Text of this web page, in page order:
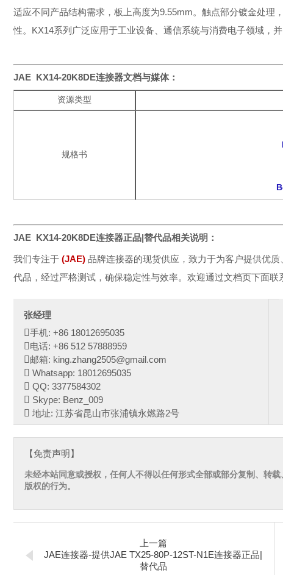
适应不同产品结构需求，板上高度为9.55mm。触点部分镀金处理
性。KX14系列广泛应用于工业设备、通信系统与消费电子领域，
JAE KX14-20K8DE连接器文档与媒体：
资源类型
规格书
JAE KX14-20K8DE连接器正品|替代品相关说明：
我们专注于 (JAE) 品牌连接器的现货供应，致力于为客户提供优
代品，经过严格测试，确保稳定性与效率。欢迎通过文档页下面联
张经理
手机: +86 18012695035
电话: +86 512 57888959
邮箱: king.zhang2505@gmail.com
Whatsapp: 18012695035
QQ: 3377584302
Skype: Benz_009
地址: 江苏省昆山市张浦镇永燃路2号
【免责声明】
未经本站同意或授权，任何人不得以任何形式全部或部分复制、转
版权的行为。
上一篇
JAE连接器-提供JAE TX25-80P-12ST-N1E连接器正品|
替代品